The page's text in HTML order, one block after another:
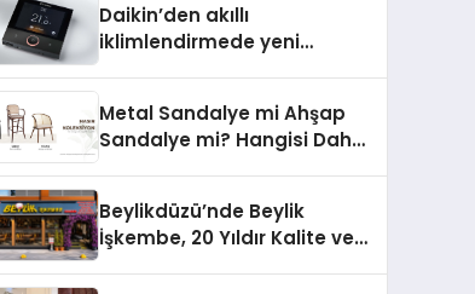
Daikin’den akıllı
iklimlendirmede yeni
Metal Sandalye mi Ahşap
Sandalye mi? Hangisi Daha
Beylikdüzü’nde Beylik
İşkembe, 20 Yıldır Kalite ve